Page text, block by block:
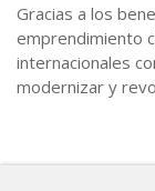
Gracias a los
emprendimiento
internacionales
modernizar y